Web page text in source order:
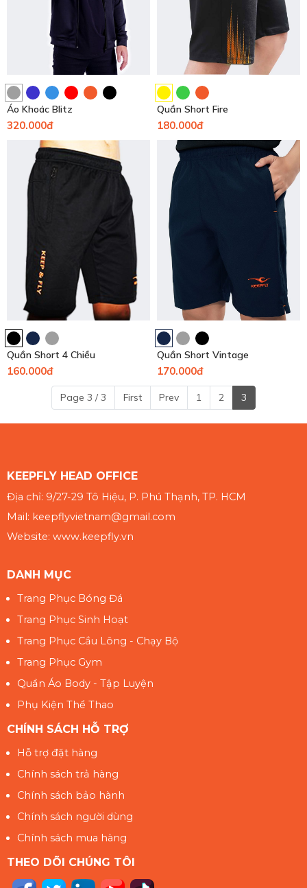
Áo Khoác Blitz
320.000đ
Quần Short Fire
180.000đ
Quần Short 4 Chiều
160.000đ
Quần Short Vintage
170.000đ
Page 3 / 3 First Prev 1 2 3
KEEPFLY HEAD OFFICE
Địa chỉ: 9/27-29 Tô Hiệu, P. Phú Thạnh, TP. HCM
Mail: keepflyvietnam@gmail.com
Website: www.keepfly.vn
DANH MỤC
Trang Phục Bóng Đá
Trang Phục Sinh Hoạt
Trang Phục Cầu Lông - Chạy Bộ
Trang Phục Gym
Quần Áo Body - Tập Luyện
Phụ Kiện Thể Thao
CHÍNH SÁCH HỖ TRỢ
Hỗ trợ đặt hàng
Chính sách trả hàng
Chính sách bảo hành
Chính sách người dùng
Chính sách mua hàng
THEO DÕI CHÚNG TÔI